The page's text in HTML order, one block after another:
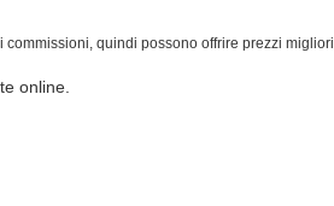
quindi possono offrire prezzi migliori.
online.